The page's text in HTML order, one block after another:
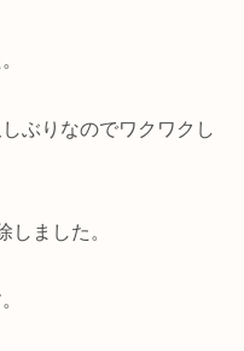
ぶりなのでワクワクし
しました。